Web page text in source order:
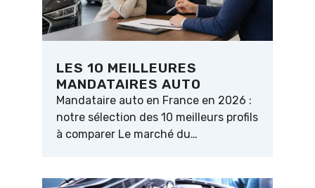
LES 10 MEILLEURES
MANDATAIRES AUTO
Mandataire auto en France en 2026 :
notre sélection des 10 meilleurs profils
à comparer Le marché du…